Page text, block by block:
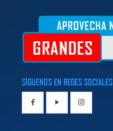
SÍGUENOS EN REDES SOCIALES